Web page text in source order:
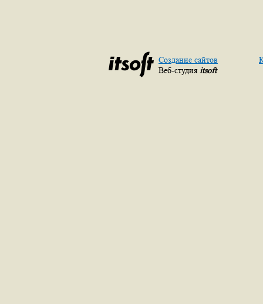
Создание сайтов
Веб-студия itsoft